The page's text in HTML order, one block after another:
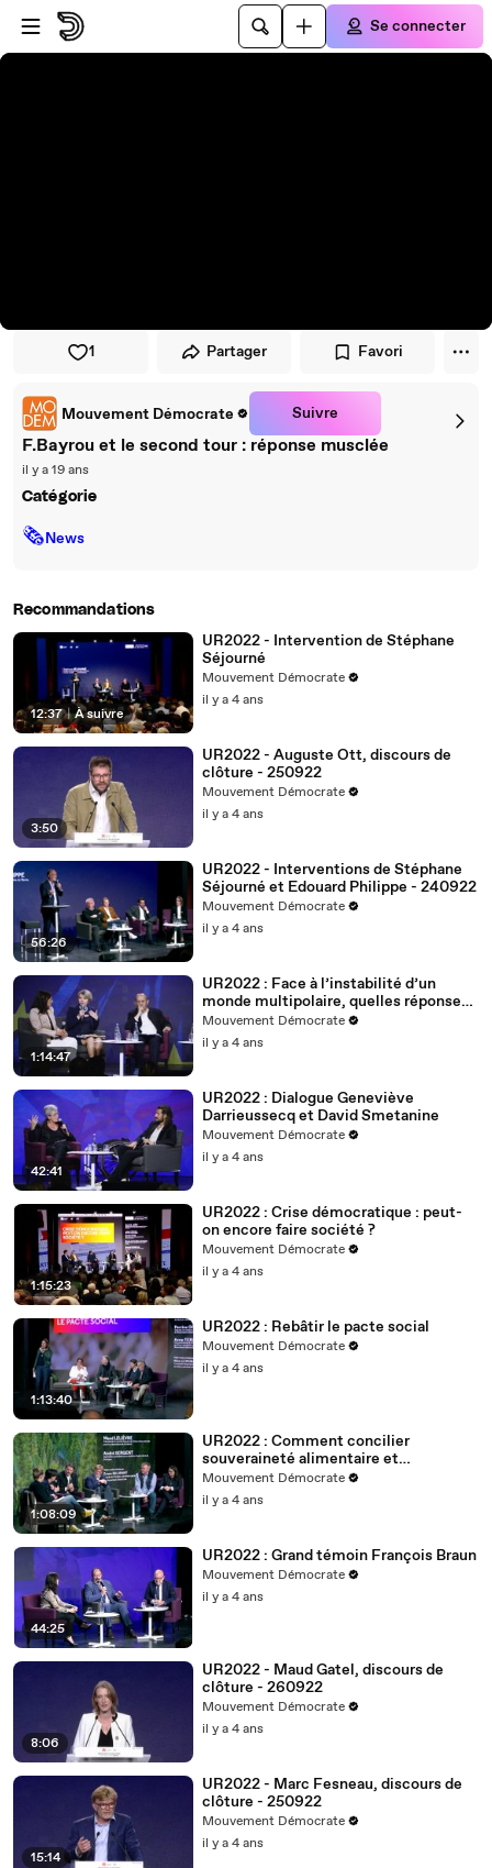
Passer au player
Passer au contenu principal
Se connecter
1 Partager Favori
Mouvement Démocrate Suivre
F.Bayrou et le second tour : réponse musclée
il y a 19 ans
Catégorie
🗞News
Recommandations
12:37 | À suivre
UR2022 - Intervention de Stéphane
Séjourné
Mouvement Démocrate
il y a 4 ans
3:50
UR2022 - Auguste Ott, discours de
clôture - 250922
Mouvement Démocrate
il y a 4 ans
56:26
UR2022 - Interventions de Stéphane
Séjourné et Edouard Philippe - 240922
Mouvement Démocrate
il y a 4 ans
1:14:47
UR2022 : Face à l’instabilité d’un
monde multipolaire, quelles réponses
européennes ?
Mouvement Démocrate
il y a 4 ans
42:41
UR2022 : Dialogue Geneviève
Darrieussecq et David Smetanine
Mouvement Démocrate
il y a 4 ans
1:15:23
UR2022 : Crise démocratique : peut-
on encore faire société ?
Mouvement Démocrate
il y a 4 ans
1:13:40
UR2022 : Rebâtir le pacte social
Mouvement Démocrate
il y a 4 ans
1:08:09
UR2022 : Comment concilier
souveraineté alimentaire et
changement climatique ?
Mouvement Démocrate
il y a 4 ans
44:25
UR2022 : Grand témoin François Braun
Mouvement Démocrate
il y a 4 ans
8:06
UR2022 - Maud Gatel, discours de
clôture - 260922
Mouvement Démocrate
il y a 4 ans
15:14
UR2022 - Marc Fesneau, discours de
clôture - 250922
Mouvement Démocrate
il y a 4 ans